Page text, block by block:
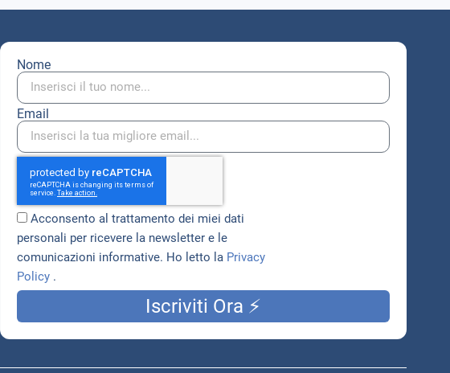
Nome
Email
Acconsento al trattamento dei miei dati
personali per ricevere la newsletter e le
comunicazioni informative. Ho letto la Privacy
Policy .
Iscriviti Ora ⚡